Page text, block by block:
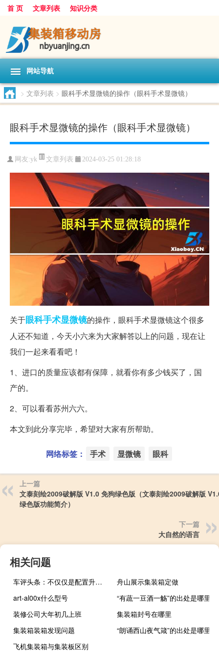
首 页 文章列表 知识分类
网站导航
> 文章列表 > 眼科手术显微镜的操作（眼科手术显微镜）
眼科手术显微镜的操作（眼科手术显微镜）
网友:yk 文章列表 2024-03-25 01:28:18
关于眼科手术显微镜的操作，眼科手术显微镜这个很多
人还不知道，今天小六来为大家解答以上的问题，现在让
我们一起来看看吧！
1、进口的质量应该都有保障，就看你有多少钱买了，国
产的。
2、可以看看苏州六六。
本文到此分享完毕，希望对大家有所帮助。
网络标签： 手术 显微镜 眼科
上一篇
文泰刻绘2009破解版 V1.0 免狗绿色版（文泰刻绘2009破解版
绿色版功能简介）
下一篇
大自然的语言
相关问题
车评头条：不仅仅是配置升级 试驾2019款小蚂蚁
舟山展示集装箱定做
art-al00x什么型号
“有蔬一豆酒一觞”的出处是哪里
装修公司大年初几上班
集装箱封号在哪里
集装箱装箱发现问题
“朗诵西山夜气箴”的出处是哪里
飞机集装箱与集装板区别